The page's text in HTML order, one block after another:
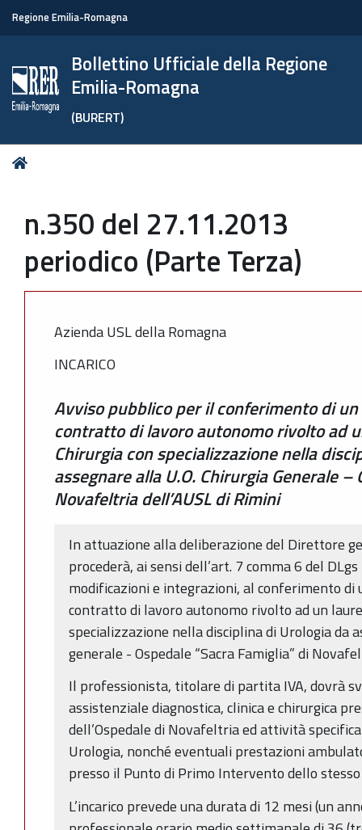
Regione Emilia-Romagna
Bollettino Ufficiale della Regione
Emilia-Romagna
(BURERT)
Tu
n.350 del 27.11.2013
periodico (Parte Terza)
Azienda USL della Romagna
INCARICO
Avviso pubblico per il conferimento di
contratto di lavoro autonomo rivolto ad
Chirurgia con specializzazione nella
assegnare alla U.O. Chirurgia Generale –
Novafeltria dell’AUSL di Rimini
In attuazione alla deliberazione del Direttore
procederà, ai sensi dell’art. 7 comma 6 del
modificazioni e integrazioni, al conferimento di
contratto di lavoro autonomo rivolto ad un
specializzazione nella disciplina di Urologia da
generale - Ospedale “Sacra Famiglia” di
Il professionista, titolare di partita IVA, dovrà
assistenziale diagnostica, clinica e chirurgica
dell’Ospedale di Novafeltria ed attività
Urologia, nonché eventuali prestazioni
presso il Punto di Primo Intervento dello
L’incarico prevede una durata di 12 mesi (un